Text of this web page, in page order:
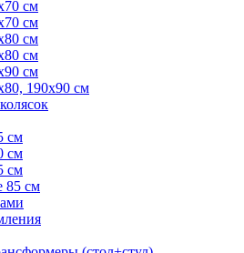
см
см
см
см
см
190х90 см
см
см
см
85 см